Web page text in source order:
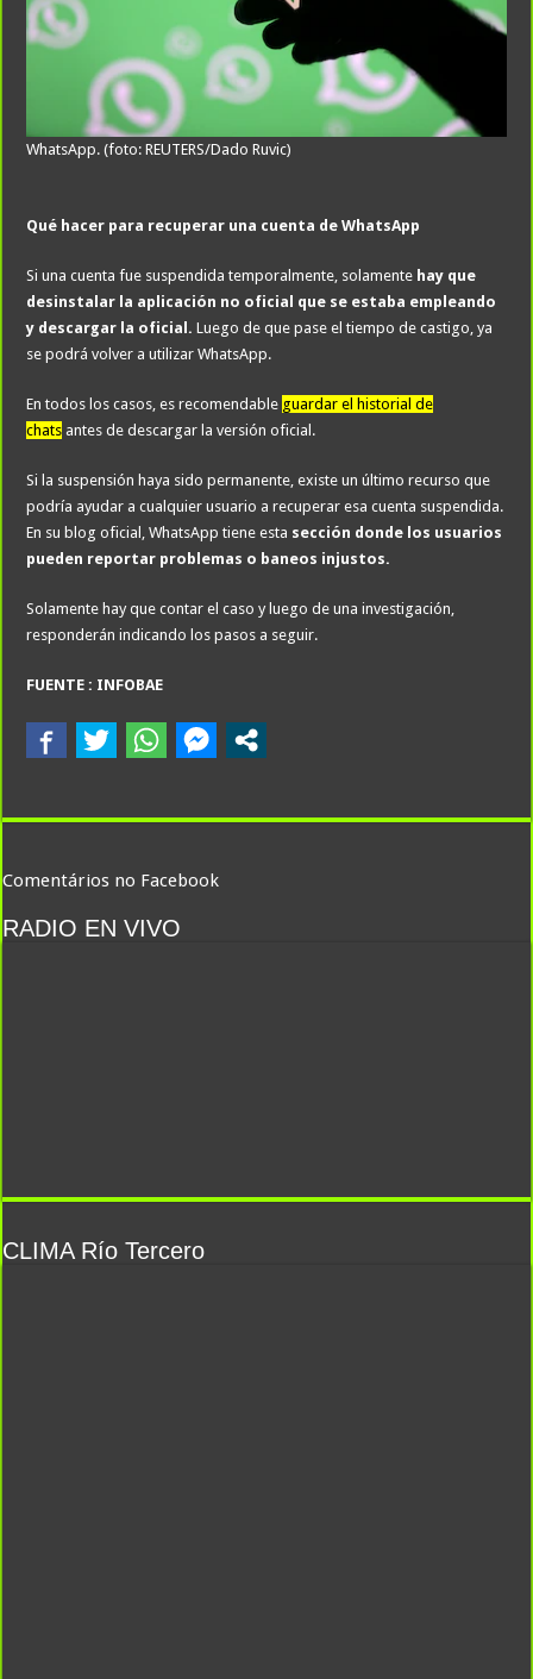
WhatsApp. (foto: REUTERS/Dado Ruvic)
Qué hacer para recuperar una cuenta de WhatsApp
Si una cuenta fue suspendida temporalmente, solamente hay que
desinstalar la aplicación no oficial que se estaba empleando
y descargar la oficial. Luego de que pase el tiempo de castigo, ya
se podrá volver a utilizar WhatsApp.
En todos los casos, es recomendable guardar el historial de
chats antes de descargar la versión oficial.
Si la suspensión haya sido permanente, existe un último recurso que
podría ayudar a cualquier usuario a recuperar esa cuenta suspendida.
En su blog oficial, WhatsApp tiene esta sección donde los usuarios
pueden reportar problemas o baneos injustos.
Solamente hay que contar el caso y luego de una investigación,
responderán indicando los pasos a seguir.
FUENTE : INFOBAE
Comentários no Facebook
RADIO EN VIVO
CLIMA Río Tercero